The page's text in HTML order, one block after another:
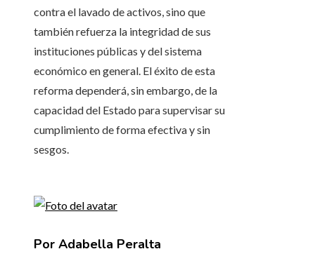
contra el lavado de activos, sino que
también refuerza la integridad de sus
instituciones públicas y del sistema
económico en general. El éxito de esta
reforma dependerá, sin embargo, de la
capacidad del Estado para supervisar su
cumplimiento de forma efectiva y sin
sesgos.
Por Adabella Peralta